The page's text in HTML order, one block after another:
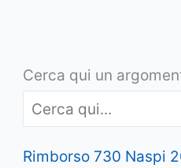
Cerca qui un
Rimborso 730 Naspi